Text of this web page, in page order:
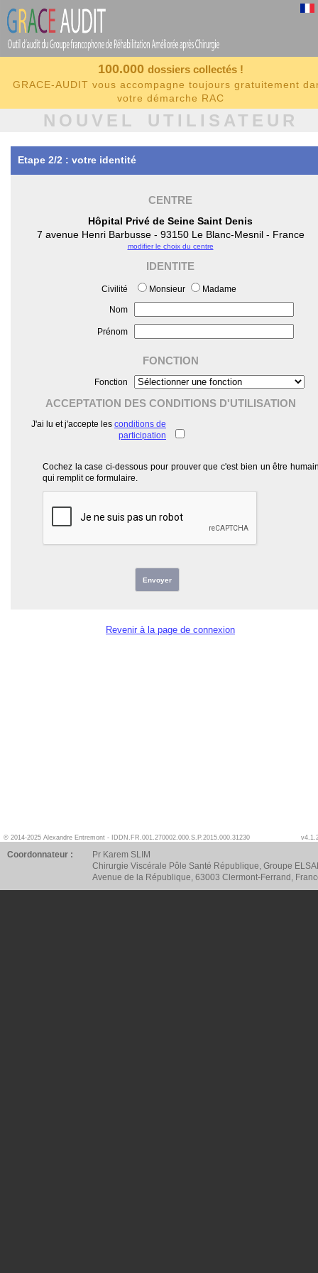
100.000 dossiers collectés !
GRACE-AUDIT vous accompagne toujours gratuitement
votre démarche RAC
NOUVEL UTILISATEUR
Etape 2/2 : votre identité
CENTRE
Hôpital Privé de Seine Saint Denis
7 avenue Henri Barbusse - 93150 Le Blanc-Mesnil - France
modifier le choix du centre
IDENTITE
Civilité Monsieur Madame
Nom
Prénom
FONCTION
Fonction
ACCEPTATION DES CONDITIONS D'UTILISATION
J'ai lu et j'accepte les conditions de
participation
Cochez la case ci-dessous pour prouver que c'est bien un être
qui remplit ce formulaire.
Envoyer
Revenir à la page de connexion
© 2014-2025 Alexandre Entremont - IDDN.FR.001.270002.000.S.P.2015.000.31230
Coordonnateur :
Pr Karem SLIM
Chirurgie Viscérale Pôle Santé République, Groupe
Avenue de la République, 63003 Clermont-Ferrand,